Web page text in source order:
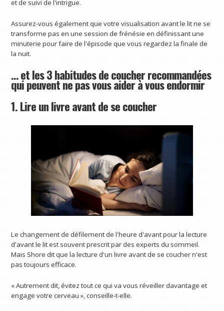
et de suivi de l'intrigue.
Assurez-vous également que votre visualisation avant le lit ne se
transforme pas en une session de frénésie en définissant une
minuterie pour faire de l'épisode que vous regardez la finale de
la nuit.
… et les 3 habitudes de coucher recommandées
qui peuvent ne pas vous aider à vous endormir
1. Lire un livre avant de se coucher
Le changement de défilement de l'heure d'avant pour la lecture
d'avant le lit est souvent prescrit par des experts du sommeil.
Mais Shore dit que la lecture d'un livre avant de se coucher n'est
pas toujours efficace.
« Autrement dit, évitez tout ce qui va vous réveiller davantage et
engage votre cerveau », conseille-t-elle.